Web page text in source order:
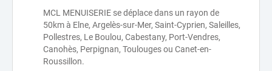
MCL MENUISERIE se déplace dans un rayon de
50km à Elne, Argelès-sur-Mer, Saint-Cyprien, Saleilles,
Pollestres, Le Boulou, Cabestany, Port-Vendres,
Canohès, Perpignan, Toulouges ou Canet-en-
Roussillon.